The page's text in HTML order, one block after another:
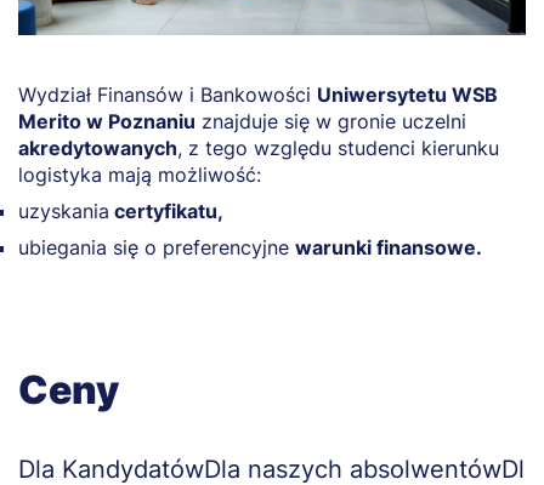
Wydział Finansów i Bankowości Uniwersytetu WSB
Merito w Poznaniu znajduje się w gronie uczelni
akredytowanych, z tego względu studenci kierunku
logistyka mają możliwość:
uzyskania certyfikatu,
ubiegania się o preferencyjne warunki finansowe.
Ceny
Dla KandydatówDla naszych absolwentów